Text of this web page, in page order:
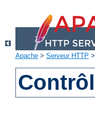
Apache > Serveur HTTP >